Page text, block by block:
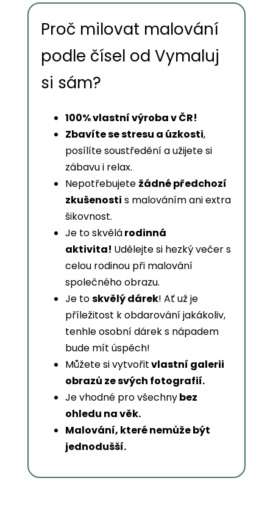
Proč milovat malování
podle čísel od Vymaluj
si sám?
100% vlastní výroba v ČR!
Zbavíte se stresu a úzkosti,
posílíte soustředění a užijete si
zábavu i relax.
Nepotřebujete žádné předchozí
zkušenosti s malováním ani extra
šikovnost.
Je to skvělárodinná
aktivita! Udělejte si hezký večer s
celou rodinou při malování
společného obrazu.
Je toskvělý dárek! Ať už je
příležitost k obdarování jakákoliv,
tenhle osobní dárek s nápadem
bude mít úspěch!
Můžete si vytvořitvlastní galerii
obrazů ze svých fotografií.
Je vhodné pro všechnybez
ohledu na věk.
Malování, které nemůže být
jednodušší.